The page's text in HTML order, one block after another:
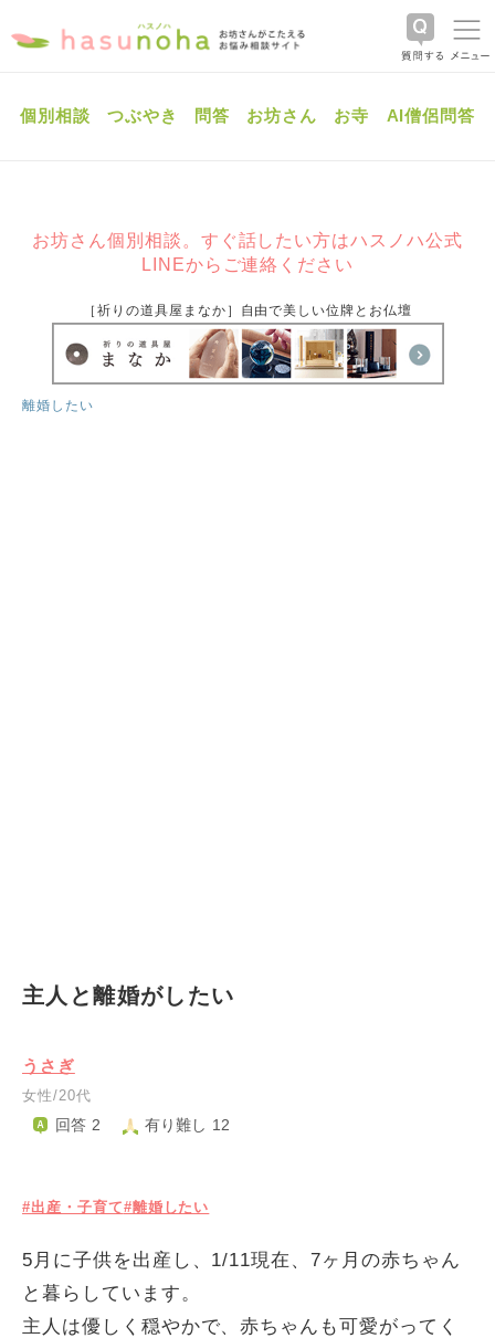
個別相談 つぶやき 問答 お坊さん お寺 AI僧侶問答
お坊さん個別相談。すぐ話したい方はハスノハ公式
LINEからご連絡ください
［祈りの道具屋まなか］自由で美しい位牌とお仏壇
離婚したい
主人と離婚がしたい
うさぎ
女性/20代
回答 2 有り難し 12
#出産・子育て#離婚したい
5月に子供を出産し、1/11現在、7ヶ月の赤ちゃん
と暮らしています。
主人は優しく穏やかで、赤ちゃんも可愛がってく